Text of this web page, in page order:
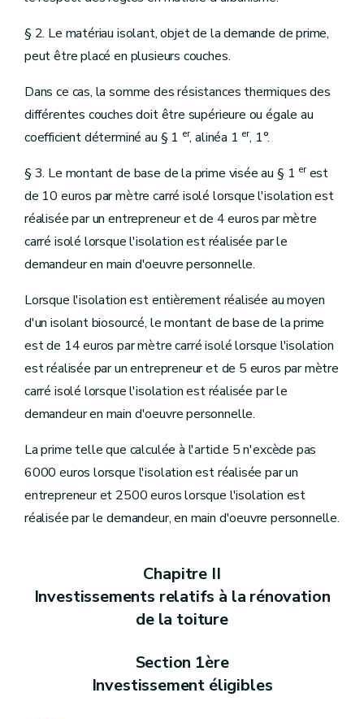
§ 2. Le matériau isolant, objet de la demande de prime,
peut être placé en plusieurs couches.
Dans ce cas, la somme des résistances thermiques des
différentes couches doit être supérieure ou égale au
coefficient déterminé au § 1 er, alinéa 1 er, 1°.
§ 3. Le montant de base de la prime visée au § 1 erest
de 10 euros par mètre carré isolé lorsque l'isolation est
réalisée par un entrepreneur et de 4 euros par mètre
carré isolé lorsque l'isolation est réalisée par le
demandeur en main d'oeuvre personnelle.
Lorsque l'isolation est entièrement réalisée au moyen
d'un isolant biosourcé, le montant de base de la prime
est de 14 euros par mètre carré isolé lorsque l'isolation
est réalisée par un entrepreneur et de 5 euros par mètre
carré isolé lorsque l'isolation est réalisée par le
demandeur en main d'oeuvre personnelle.
La prime telle que calculée à l'article 5 n'excède pas
6000 euros lorsque l'isolation est réalisée par un
entrepreneur et 2500 euros lorsque l'isolation est
réalisée par le demandeur, en main d'oeuvre personnelle.
Chapitre II
Investissements relatifs à la rénovation
de la toiture
Section 1ère
Investissement éligibles